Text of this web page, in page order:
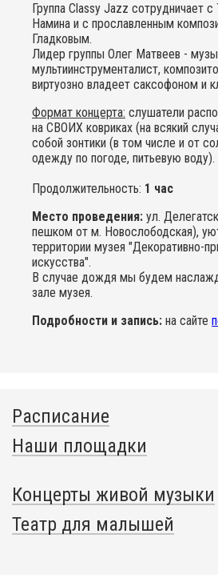
Группа Classy Jazz сотрудничает
Намина и с прославленным
Гладковым.
Лидер группы Олег Матвеев -
мультиинструменталист,
виртуозно владеет саксофоном и
Формат концерта: слушатели
на СВОИХ ковриках (на всякий
собой зонтики (в том числе и от
одежду по погоде, питьевую воду).
Продолжительность: 1 час
Место проведения: ул.
пешком от м. Новослободская),
территории музея "Декоративно-
искусства".
В случае дождя мы будем
зале музея.
Подробности и запись: на сайте
Расписание
Наши площадки
Концерты живой музыки
Театр для малышей